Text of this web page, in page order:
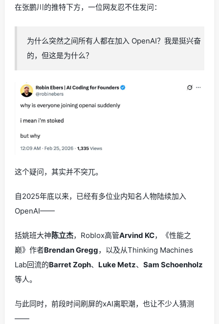
在张鹏川的推特下方，一位网友忍不住发问：
为什么突然之间所有人都在加入 OpenAI？我是挺兴奋
的，但这是为什么？
这个疑问，其实并不突兀。
自2025年底以来，已经有多位业内知名人物陆续加入
OpenAI——
括姚班大神陈立杰，Roblox高管Arvind KC，《性能之
巅》作者Brendan Gregg，以及从Thinking Machines
Lab回流的Barret Zoph、 Luke Metz、 Sam Schoenholz
等人。
与此同时，前段时间刷屏的xAI离职潮，也让不少人猜测
——